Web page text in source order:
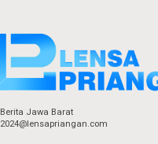
Berita Jawa Barat
2024@lensapriangan.com